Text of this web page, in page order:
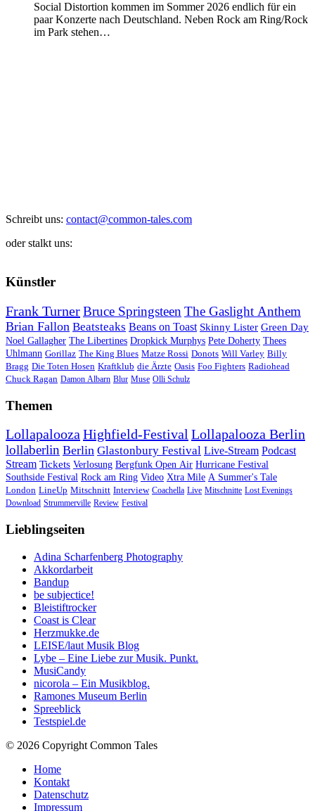
Social Distortion kommen im Sommer 2026 endlich für ein
paar Konzerte nach Deutschland. Neben Rock am Ring/Rock
im Park stehen…
Schreibt uns: contact@common-tales.com
oder stalkt uns:
Künstler
Frank TurnerBruce Springsteen The Gaslight Anthem
Brian Fallon Beatsteaks Beans on Toast Skinny Lister Green Day
Noel Gallagher The Libertines Dropkick Murphys Pete Doherty Thees
Uhlmann Gorillaz The King Blues Matze Rossi Donots Will Varley Billy
Bragg Die Toten Hosen Kraftklub die Ärzte Oasis Foo Fighters Radiohead
Chuck Ragan Damon Albarn Blur Muse Olli Schulz
Themen
Lollapalooza Highfield-Festival Lollapalooza Berlin
lollaberlin Berlin Glastonbury Festival Live-Stream Podcast
Stream Tickets Verlosung Bergfunk Open Air Hurricane Festival
Southside Festival Rock am Ring Video Xtra Mile A Summer's Tale
London LineUp Mitschnitt Interview Coachella Live Mitschnitte Lost Evenings
Download Strummerville Review Festival
Lieblingseiten
Adina Scharfenberg Photography
Akkordarbeit
Bandup
be subjectice!
Bleistiftrocker
Coast is Clear
Herzmukke.de
LEISE/laut Musik Blog
Lybe – Eine Liebe zur Musik. Punkt.
MusiCandy
nicorola – Ein Musikblog.
Ramones Museum Berlin
Spreeblick
Testspiel.de
© 2026 Copyright Common Tales
Home
Kontakt
Datenschutz
Impressum